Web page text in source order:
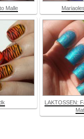
Malle
LAKTOSSEN:
Mat